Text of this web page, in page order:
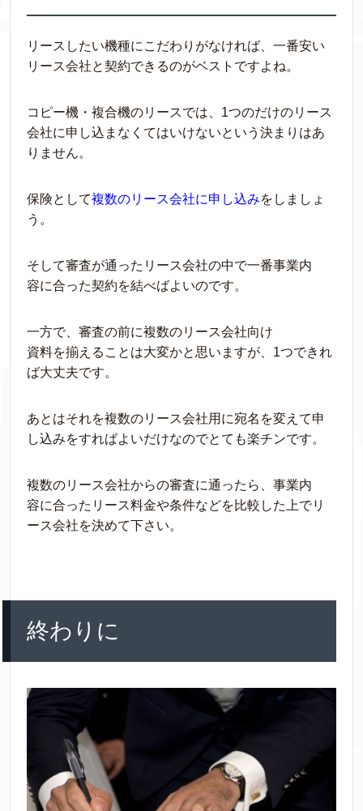
リースしたい機種にこだわりがなければ、一番安い
リース会社と契約できるのがベストですよね。
コピー機・複合機のリースでは、 1つのだけのリース
会社に申し込まなくてはいけないという決まりはあ
りません。
保険として複数のリース会社に申し込みをしましょ
う。
そして審査が通ったリース会社の中で一番事業内
容に合った契約を結べばよいのです。
一方で、審査の前に複数のリース会社向け
資料を揃えることは大変かと思いますが、 1つできれ
ば大丈夫です。
あとはそれを複数のリース会社用に宛名を変えて申
し込みをすればよいだけなのでとても楽チンです。
複数のリース会社からの審査に通ったら、事業内
容に合ったリース料金や条件などを比較 した上でリ
ース会社を決めて下さい。
終わりに